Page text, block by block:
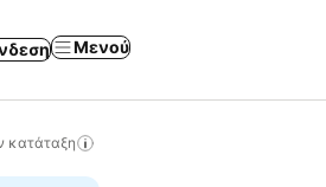
Μενού
κατάταξη